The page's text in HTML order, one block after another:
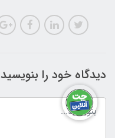
دیدگاه خود را بنویسید